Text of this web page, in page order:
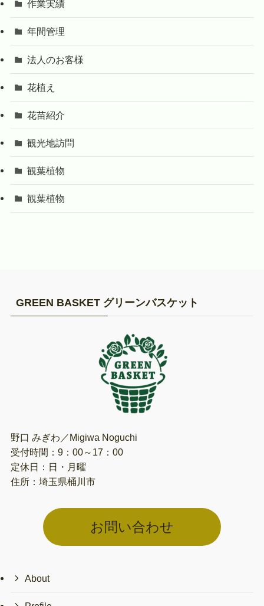
作業実績
年間管理
法人のお客様
花植え
花苗紹介
観光地訪問
観葉植物
観葉植物
GREEN BASKET グリーンバスケット
野口 みぎわ／Migiwa Noguchi
受付時間：9：00～17：00
定休日：日・月曜
住所：埼玉県桶川市
お問い合わせ
About